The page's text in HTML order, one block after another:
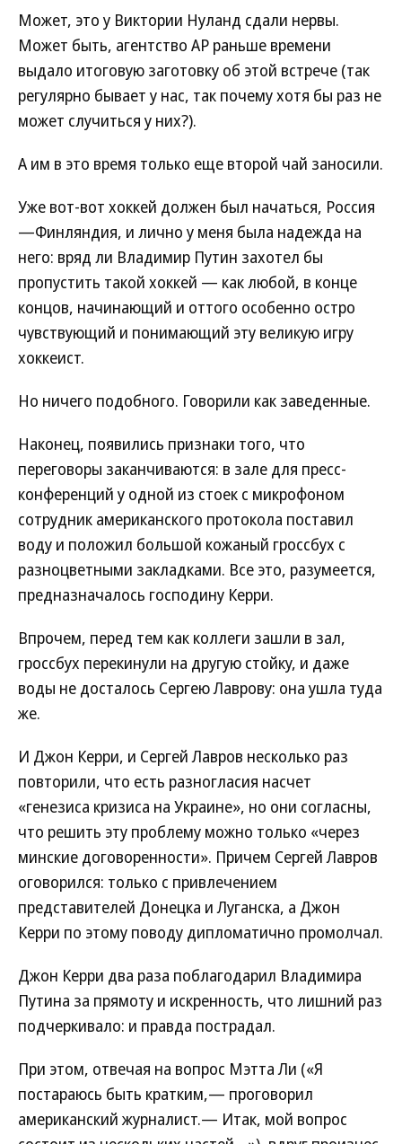
Может, это у Виктории Нуланд сдали нервы.
Может быть, агентство AP раньше времени
выдало итоговую заготовку об этой встрече (так
регулярно бывает у нас, так почему хотя бы раз не
может случиться у них?).
А им в это время только еще второй чай заносили.
Уже вот-вот хоккей должен был начаться, Россия
—Финляндия, и лично у меня была надежда на
него: вряд ли Владимир Путин захотел бы
пропустить такой хоккей — как любой, в конце
концов, начинающий и оттого особенно остро
чувствующий и понимающий эту великую игру
хоккеист.
Но ничего подобного. Говорили как заведенные.
Наконец, появились признаки того, что
переговоры заканчиваются: в зале для пресс-
конференций у одной из стоек с микрофоном
сотрудник американского протокола поставил
воду и положил большой кожаный гроссбух с
разноцветными закладками. Все это, разумеется,
предназначалось господину Керри.
Впрочем, перед тем как коллеги зашли в зал,
гроссбух перекинули на другую стойку, и даже
воды не досталось Сергею Лаврову: она ушла туда
же.
И Джон Керри, и Сергей Лавров несколько раз
повторили, что есть разногласия насчет
«генезиса кризиса на Украине», но они согласны,
что решить эту проблему можно только «через
минские договоренности». Причем Сергей Лавров
оговорился: только с привлечением
представителей Донецка и Луганска, а Джон
Керри по этому поводу дипломатично промолчал.
Джон Керри два раза поблагодарил Владимира
Путина за прямоту и искренность, что лишний раз
подчеркивало: и правда пострадал.
При этом, отвечая на вопрос Мэтта Ли («Я
постараюсь быть кратким,— проговорил
американский журналист.— Итак, мой вопрос